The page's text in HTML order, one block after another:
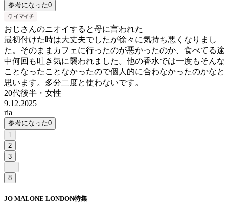
参考になった0
おじさんのニオイすると母に言われた
最初付けた時は大丈夫でしたが徐々に気持ち悪くなりまし
た。そのままカフェに行ったのが悪かったのか、食べてる途
中何回も吐き気に襲われました。他の香水では一度もそんな
ことなったことなかったので個人的に合わなかったのかなと
思います。多分二度と使わないです。
20代後半 ・ 女性
9.12.2025
ria
参考になった0
1
2
3
8
JO MALONE LONDON特集